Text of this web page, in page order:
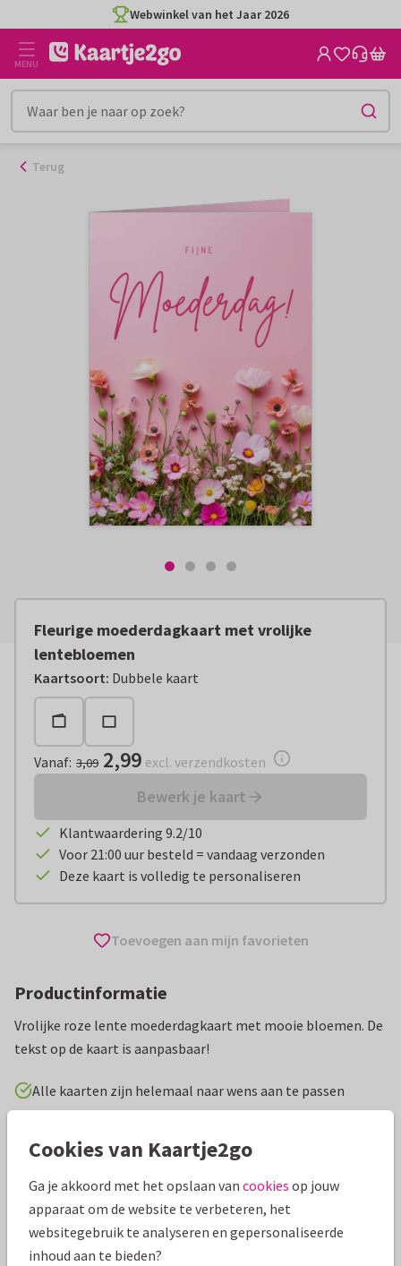
naar
inhoud
Webwinkel van het Jaar 2026
MENU
Terug
Fleurige moederdagkaart met vrolijke
lentebloemen
Kaartsoort: Dubbele kaart
Vanaf: € 2,99 excl. verzendkosten
Vanaf: 3,09 2,99 excl. verzendkosten
Bewerk je kaart
Klantwaardering 9.2/10
Voor 21:00 uur besteld = vandaag verzonden
Deze kaart is volledig te personaliseren
Toevoegen aan mijn favorieten
Productinformatie
Vrolijke roze lente moederdagkaart met mooie bloemen. De
tekst op de kaart is aanpasbaar!
Alle kaarten zijn helemaal naar wens aan te passen
Moederdag kaarten Manique
Specificaties bij deze kaart
Papiersoort: Kies uit 6 luxe papiersoorten
Cookies van Kaartje2go
Ga je akkoord met het opslaan van cookies op jouw
apparaat om de website te verbeteren, het
websitegebruik te analyseren en gepersonaliseerde
inhoud aan te bieden?